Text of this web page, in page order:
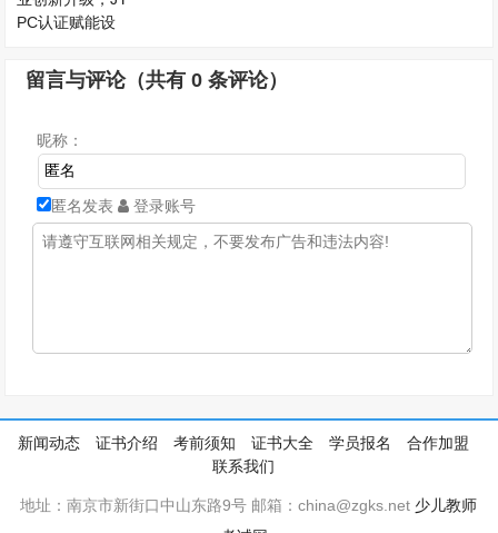
留言与评论（共有0 条评论）
昵称：
匿名发表 登录账号
新闻动态 证书介绍 考前须知 证书大全 学员报名
合作加盟
联系我们
地址：南京市新街口中山东路9号 邮箱：china@zgks.net 少儿教师